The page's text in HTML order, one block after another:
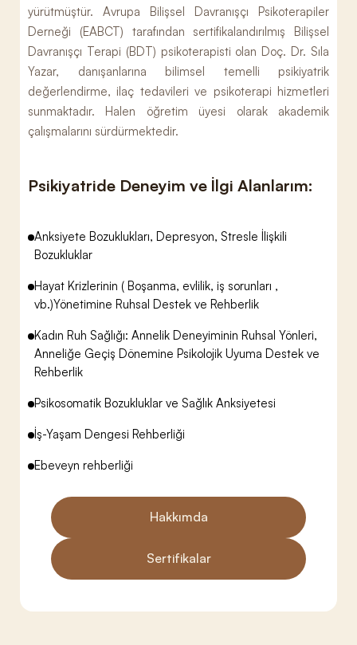
yürütmüştür. Avrupa Bilişsel Davranışçı Psikoterapiler
Derneği (EABCT) tarafından sertifikalandırılmış Bilişsel
Davranışçı Terapi (BDT) psikoterapisti olan Doç. Dr. Sıla
Yazar, danışanlarına bilimsel temelli psikiyatrik
değerlendirme, ilaç tedavileri ve psikoterapi hizmetleri
sunmaktadır. Halen öğretim üyesi olarak akademik
çalışmalarını sürdürmektedir.
Psikiyatride Deneyim ve İlgi Alanlarım:
Anksiyete Bozuklukları, Depresyon, Stresle İlişkili
Bozukluklar
Hayat Krizlerinin ( Boşanma, evlilik, iş sorunları ,
vb.)Yönetimine Ruhsal Destek ve Rehberlik
Kadın Ruh Sağlığı: Annelik Deneyiminin Ruhsal Yönleri,
Anneliğe Geçiş Dönemine Psikolojik Uyuma Destek ve
Rehberlik
Psikosomatik Bozukluklar ve Sağlık Anksiyetesi
İş-Yaşam Dengesi Rehberliği
Ebeveyn rehberliği
Hakkımda
Sertifikalar